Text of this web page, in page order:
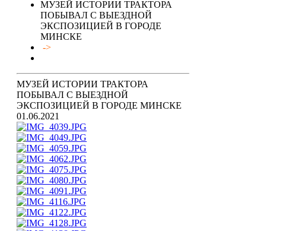
МУЗЕЙ ИСТОРИИ ТРАКТОРА
ПОБЫВАЛ С ВЫЕЗДНОЙ
ЭКСПОЗИЦИЕЙ В ГОРОДЕ
МИНСКЕ
->
МУЗЕЙ ИСТОРИИ ТРАКТОРА
ПОБЫВАЛ С ВЫЕЗДНОЙ
ЭКСПОЗИЦИЕЙ В ГОРОДЕ МИНСКЕ
01.06.2021